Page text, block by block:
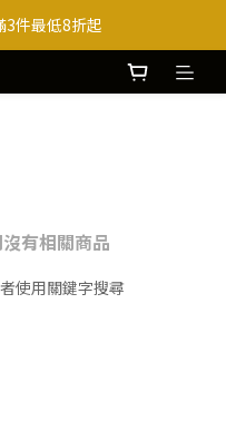
3件最低8折起
3件最低8折起
有相關商品
使用關鍵字搜尋